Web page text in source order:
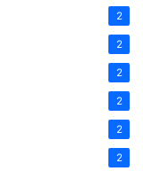
2
2
2
2
2
2